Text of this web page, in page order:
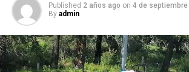
Published 2 años ago on 4 de septiembre
By admin